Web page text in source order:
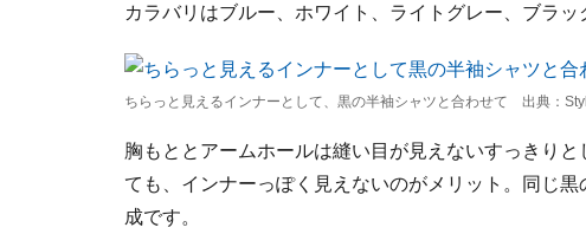
カラバリはブルー、ホワイト、ライトグレー、ブラッ
ちらっと見えるインナーとして、黒の半袖シャツと合わせて 出典：
胸もととアームホールは縫い目が見えないすっきり
ても、インナーっぽく見えないのがメリット。同じ
成です。